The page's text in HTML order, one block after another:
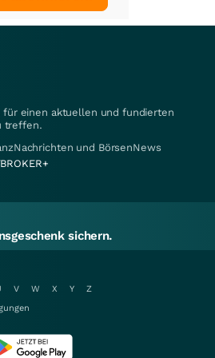
für einen aktuellen und fundierten
treffen.
und BörsenNews
sichern.
V W X Y
Z